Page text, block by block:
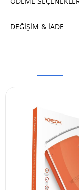
DEĞIŞIM & İADE